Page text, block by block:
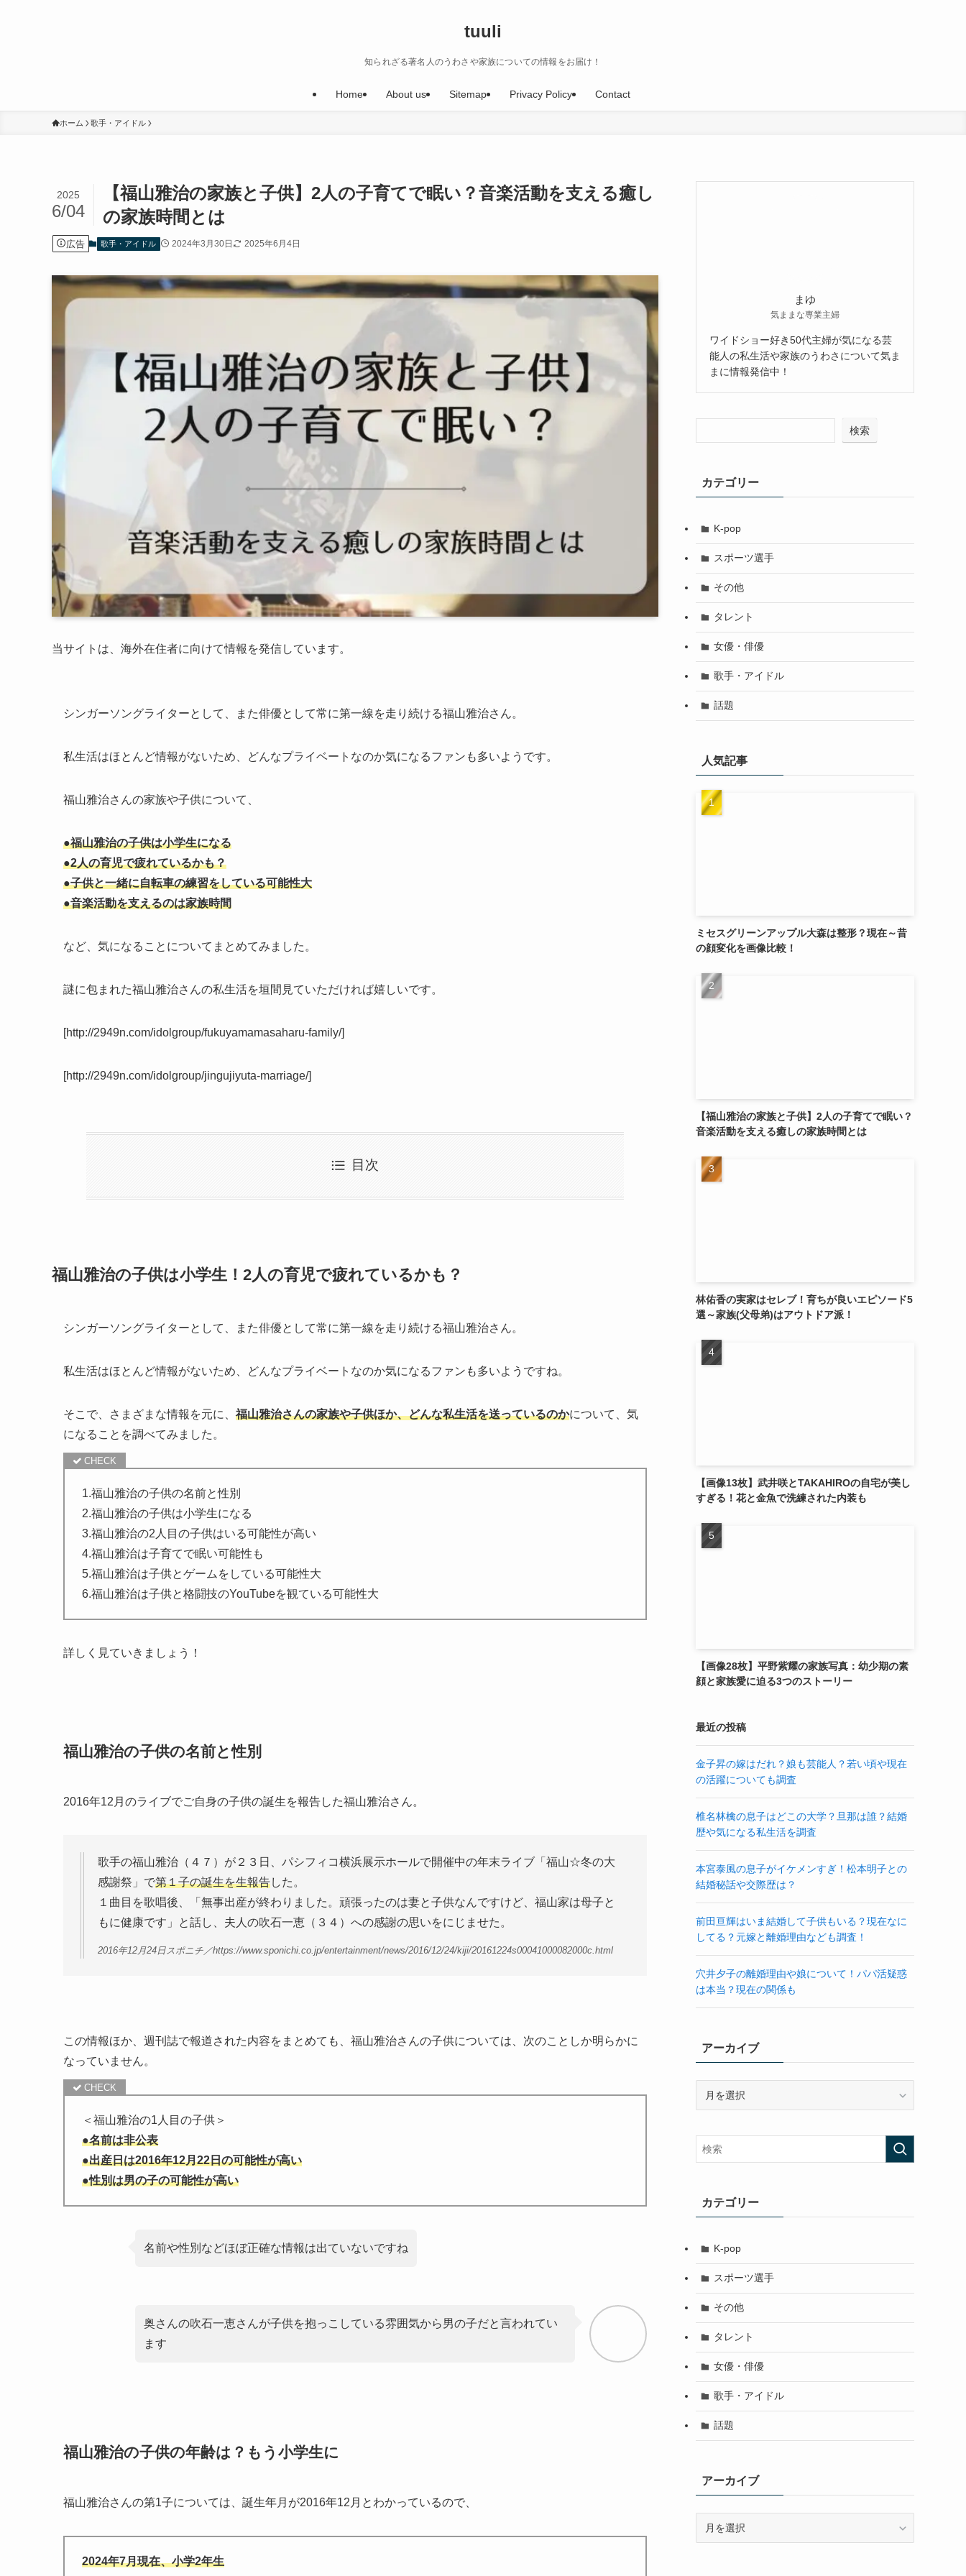
tuuli
知られざる著名人のうわさや家族についての情報をお届け！
Home About us Sitemap Privacy Policy Contact
ホーム 歌手・アイドル
【福山雅治の家族と子供】2人の子育てで眠い？音楽活動を支える癒し
の家族時間とは
2025
6/04
広告 歌手・アイドル 2024年3月30日 2025年6月4日
当サイトは、海外在住者に向けて情報を発信しています。
シンガーソングライターとして、また俳優として常に第一線を走り続ける福山雅治さん。
私生活はほとんど情報がないため、どんなプライベートなのか気になるファンも多いようです。
福山雅治さんの家族や子供について、
●福山雅治の子供は小学生になる
●2人の育児で疲れているかも？
●子供と一緒に自転車の練習をしている可能性大
●音楽活動を支えるのは家族時間
など、気になることについてまとめてみました。
謎に包まれた福山雅治さんの私生活を垣間見ていただければ嬉しいです。
[http://2949n.com/idolgroup/fukuyamamasaharu-family/]
[http://2949n.com/idolgroup/jingujiyuta-marriage/]
目次
福山雅治の子供は小学生！2人の育児で疲れているかも？
シンガーソングライターとして、また俳優として常に第一線を走り続ける福山雅治さん。
私生活はほとんど情報がないため、どんなプライベートなのか気になるファンも多いようですね。
そこで、さまざまな情報を元に、 福山雅治さんの家族や子供ほか、どんな私生活を送っているのかについて、気
になることを調べてみました。
1.福山雅治の子供の名前と性別
2.福山雅治の子供は小学生になる
3.福山雅治の2人目の子供はいる可能性が高い
4.福山雅治は子育てで眠い可能性も
5.福山雅治は子供とゲームをしている可能性大
6.福山雅治は子供と格闘技のYouTubeを観ている可能性大
詳しく見ていきましょう！
福山雅治の子供の名前と性別
2016年12月のライブでご自身の子供の誕生を報告した福山雅治さん。
歌手の福山雅治（４７）が２３日、パシフィコ横浜展示ホールで開催中の年末ライブ「福山☆冬の大
感謝祭」で第１子の誕生を生報告した。
１曲目を歌唱後、「無事出産が終わりました。頑張ったのは妻と子供なんですけど、福山家は母子と
もに健康です」と話し、夫人の吹石一恵（３４）への感謝の思いをにじませた。
2016年12月24日スポニチ／https://www.sponichi.co.jp/entertainment/news/2016/12/24/kiji/20161224s00041000082000c.html
この情報ほか、週刊誌で報道された内容をまとめても、福山雅治さんの子供については、次のことしか明らかに
なっていません。
＜福山雅治の1人目の子供＞
●名前は非公表
●出産日は2016年12月22日の可能性が高い
●性別は男の子の可能性が高い
名前や性別などほぼ正確な情報は出ていないですね
奥さんの吹石一恵さんが子供を抱っこしている雰囲気から男の子だと言われてい
ます
福山雅治の子供の年齢は？もう小学生に
福山雅治さんの第1子については、誕生年月が2016年12月とわかっているので、
2024年7月現在、小学2年生
まゆ
気ままな専業主婦
ワイドショー好き50代主婦が気になる芸
能人の私生活や家族のうわさについて気ま
まに情報発信中！
検索
カテゴリー
K-pop
スポーツ選手
その他
タレント
女優・俳優
歌手・アイドル
話題
人気記事
ミセスグリーンアップル大森は整形？現在～昔
の顔変化を画像比較！
【福山雅治の家族と子供】2人の子育てで眠い？
音楽活動を支える癒しの家族時間とは
林佑香の実家はセレブ！育ちが良いエピソード5
選～家族(父母弟)はアウトドア派！
【画像13枚】武井咲とTAKAHIROの自宅が美し
すぎる！花と金魚で洗練された内装も
【画像28枚】平野紫耀の家族写真：幼少期の素
顔と家族愛に迫る3つのストーリー
最近の投稿
金子昇の嫁はだれ？娘も芸能人？若い頃や現在
の活躍についても調査
椎名林檎の息子はどこの大学？旦那は誰？結婚
歴や気になる私生活を調査
本宮泰風の息子がイケメンすぎ！松本明子との
結婚秘話や交際歴は？
前田亘輝はいま結婚して子供もいる？現在なに
してる？元嫁と離婚理由なども調査！
穴井夕子の離婚理由や娘について！パパ活疑惑
は本当？現在の関係も
アーカイブ
イ
ブ
カテゴリー
K-pop
スポーツ選手
その他
タレント
女優・俳優
歌手・アイドル
話題
アーカイブ